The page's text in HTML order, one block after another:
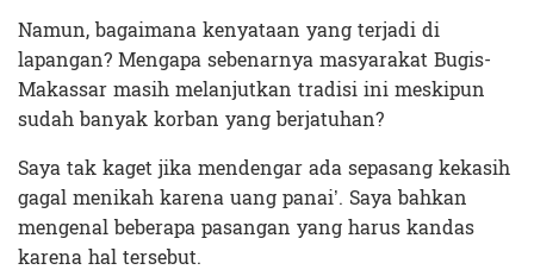
Namun, bagaimana kenyataan yang terjadi di
lapangan? Mengapa sebenarnya masyarakat Bugis-
Makassar masih melanjutkan tradisi ini meskipun
sudah banyak korban yang berjatuhan?
Saya tak kaget jika mendengar ada sepasang kekasih
gagal menikah karena uang panai’. Saya bahkan
mengenal beberapa pasangan yang harus kandas
karena hal tersebut.